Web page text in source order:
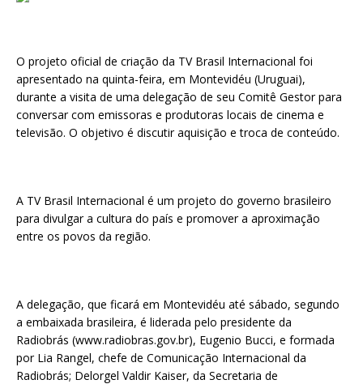
O projeto oficial de criação da TV Brasil Internacional foi
apresentado na quinta-feira, em Montevidéu (Uruguai),
durante a visita de uma delegação de seu Comitê Gestor para
conversar com emissoras e produtoras locais de cinema e
televisão. O objetivo é discutir aquisição e troca de conteúdo.
A TV Brasil Internacional é um projeto do governo brasileiro
para divulgar a cultura do país e promover a aproximação
entre os povos da região.
A delegação, que ficará em Montevidéu até sábado, segundo
a embaixada brasileira, é liderada pelo presidente da
Radiobrás (www.radiobras.gov.br), Eugenio Bucci, e formada
por Lia Rangel, chefe de Comunicação Internacional da
Radiobrás; Delorgel Valdir Kaiser, da Secretaria de